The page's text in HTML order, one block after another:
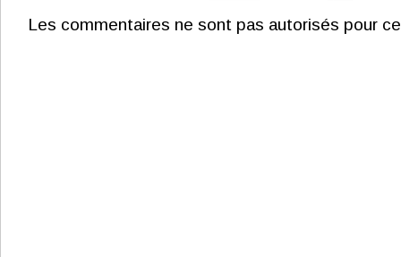
Les commentaires ne sont pas autorisés pour